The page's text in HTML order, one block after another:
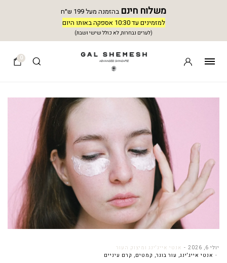
משלוח חינם בהזמנה מעל 199 ש״ח
למזמינים עד 10:30 אספקה באותו היום
(לערים נבחרות, לא כולל שישי ושבת)
0
יולי 6, 2026
אנטי אייג'ינג ומיצוק העור
אנטי אייג'ינג, עור בוגר, קמטים, קרם עיניים